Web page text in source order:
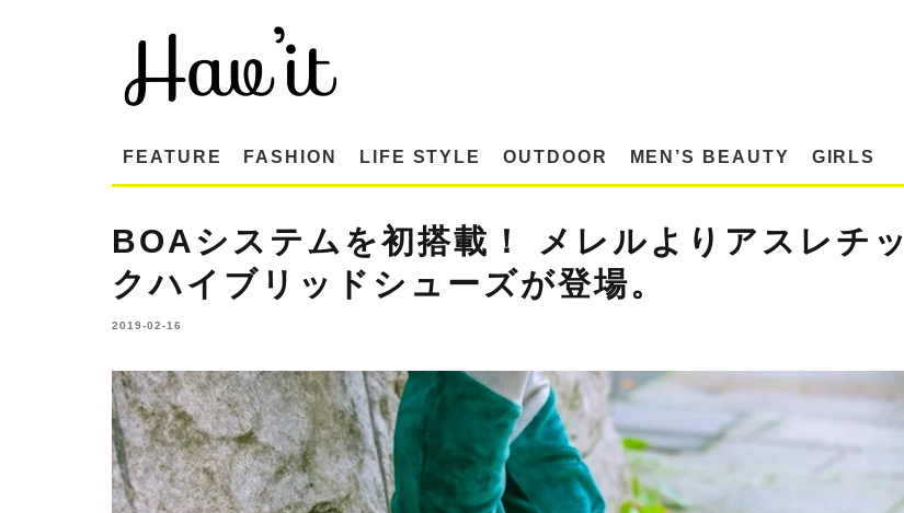
FEATURE FASHION LIFE STYLE OUTDOOR MEN’S BEAUTY GIRLS
BOAシステムを初搭載！ メレルよりアスレチッ
クハイブリッドシューズが登場。
2019-02-16